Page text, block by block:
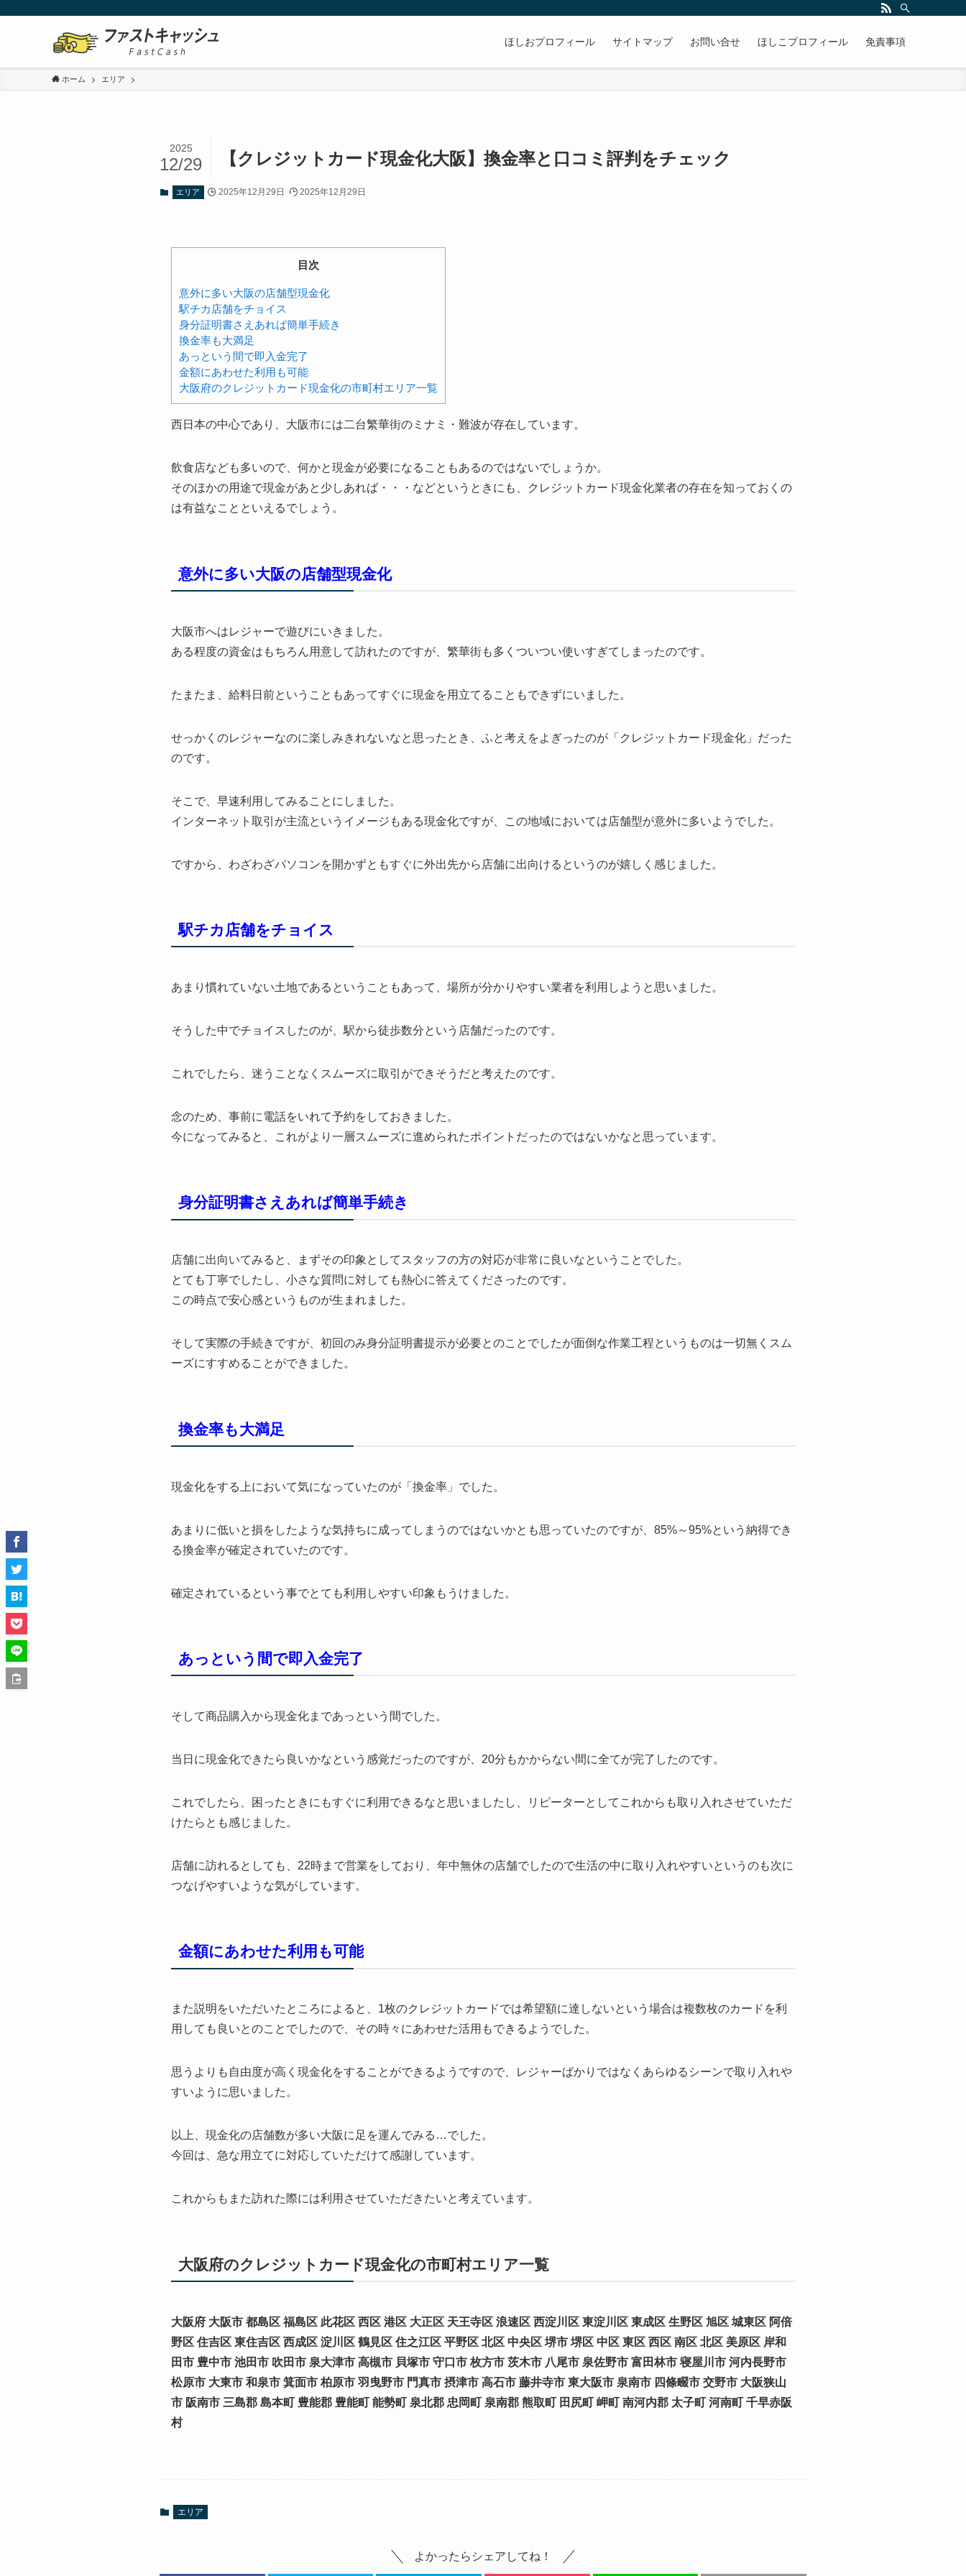
ほしおプロフィール サイトマップ お問い合せ ほしこプロフィール 免責事項
ホーム エリア
【クレジットカード現金化大阪】換金率と口コミ評判をチェック
2025
12/29
エリア 2025年12月29日 2025年12月29日
目次
意外に多い大阪の店舗型現金化
駅チカ店舗をチョイス
身分証明書さえあれば簡単手続き
換金率も大満足
あっという間で即入金完了
金額にあわせた利用も可能
大阪府のクレジットカード現金化の市町村エリア一覧
西日本の中心であり、大阪市には二台繁華街のミナミ・難波が存在しています。
飲食店なども多いので、何かと現金が必要になることもあるのではないでしょうか。
そのほかの用途で現金があと少しあれば・・・などというときにも、クレジットカード現金化業者の存在を知っておくの
は有益なことといえるでしょう。
意外に多い大阪の店舗型現金化
大阪市へはレジャーで遊びにいきました。
ある程度の資金はもちろん用意して訪れたのですが、繁華街も多くついつい使いすぎてしまったのです。
たまたま、給料日前ということもあってすぐに現金を用立てることもできずにいました。
せっかくのレジャーなのに楽しみきれないなと思ったとき、ふと考えをよぎったのが「クレジットカード現金化」だった
のです。
そこで、早速利用してみることにしました。
インターネット取引が主流というイメージもある現金化ですが、この地域においては店舗型が意外に多いようでした。
ですから、わざわざパソコンを開かずともすぐに外出先から店舗に出向けるというのが嬉しく感じました。
駅チカ店舗をチョイス
あまり慣れていない土地であるということもあって、場所が分かりやすい業者を利用しようと思いました。
そうした中でチョイスしたのが、駅から徒歩数分という店舗だったのです。
これでしたら、迷うことなくスムーズに取引ができそうだと考えたのです。
念のため、事前に電話をいれて予約をしておきました。
今になってみると、これがより一層スムーズに進められたポイントだったのではないかなと思っています。
身分証明書さえあれば簡単手続き
店舗に出向いてみると、まずその印象としてスタッフの方の対応が非常に良いなということでした。
とても丁寧でしたし、小さな質問に対しても熱心に答えてくださったのです。
この時点で安心感というものが生まれました。
そして実際の手続きですが、初回のみ身分証明書提示が必要とのことでしたが面倒な作業工程というものは一切無くスム
ーズにすすめることができました。
換金率も大満足
現金化をする上において気になっていたのが「換金率」でした。
あまりに低いと損をしたような気持ちに成ってしまうのではないかとも思っていたのですが、85%～95%という納得でき
る換金率が確定されていたのです。
確定されているという事でとても利用しやすい印象もうけました。
あっという間で即入金完了
そして商品購入から現金化まであっという間でした。
当日に現金化できたら良いかなという感覚だったのですが、20分もかからない間に全てが完了したのです。
これでしたら、困ったときにもすぐに利用できるなと思いましたし、リピーターとしてこれからも取り入れさせていただ
けたらとも感じました。
店舗に訪れるとしても、22時まで営業をしており、年中無休の店舗でしたので生活の中に取り入れやすいというのも次に
つなげやすいような気がしています。
金額にあわせた利用も可能
また説明をいただいたところによると、1枚のクレジットカードでは希望額に達しないという場合は複数枚のカードを利
用しても良いとのことでしたので、その時々にあわせた活用もできるようでした。
思うよりも自由度が高く現金化をすることができるようですので、レジャーばかりではなくあらゆるシーンで取り入れや
すいように思いました。
以上、現金化の店舗数が多い大阪に足を運んでみる…でした。
今回は、急な用立てに対応していただけて感謝しています。
これからもまた訪れた際には利用させていただきたいと考えています。
大阪府のクレジットカード現金化の市町村エリア一覧
大阪府 大阪市 都島区 福島区 此花区 西区 港区 大正区 天王寺区 浪速区 西淀川区 東淀川区 東成区 生野区 旭区 城東区 阿倍
野区 住吉区 東住吉区 西成区 淀川区 鶴見区 住之江区 平野区 北区 中央区 堺市 堺区 中区 東区 西区 南区 北区 美原区 岸和
田市 豊中市 池田市 吹田市 泉大津市 高槻市 貝塚市 守口市 枚方市 茨木市 八尾市 泉佐野市 富田林市 寝屋川市 河内長野市
松原市 大東市 和泉市 箕面市 柏原市 羽曳野市 門真市 摂津市 高石市 藤井寺市 東大阪市 泉南市 四條畷市 交野市 大阪狭山
市 阪南市 三島郡 島本町 豊能郡 豊能町 能勢町 泉北郡 忠岡町 泉南郡 熊取町 田尻町 岬町 南河内郡 太子町 河南町 千早赤阪
村
エリア
よかったらシェアしてね！